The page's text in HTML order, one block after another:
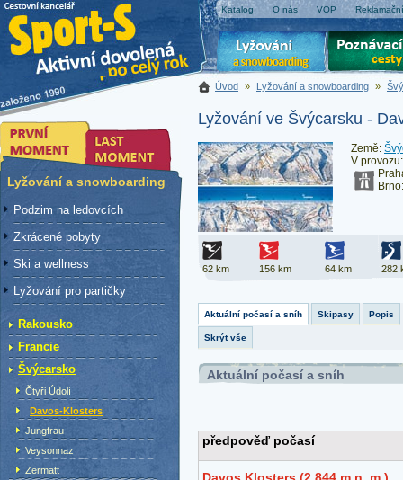
Katalog O nás VOP
Úvod » Lyžování a snowboarding »
Lyžování ve Švýcarsku -
Země:
V
62 km 156 km 64 km 282
Aktuální počasí a sníh Skipasy Popis
Skrýt vše
Aktuální počasí a sníh
Lyžování a snowboarding
Podzim na ledovcích
Zkrácené pobyty
Ski a wellness
Lyžování pro partičky
Rakousko
Francie
Švýcarsko
Čtyři Údolí
Davos-Klosters
Jungfrau
Veysonnaz
Zermatt